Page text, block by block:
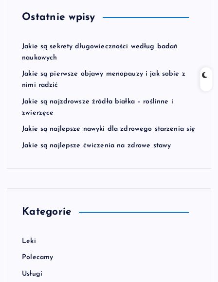
Ostatnie wpisy
Jakie są sekrety długowieczności według badań
naukowych
Jakie są pierwsze objawy menopauzy i jak sobie z
nimi radzić
Jakie są najzdrowsze źródła białka – roślinne i
zwierzęce
Jakie są najlepsze nawyki dla zdrowego starzenia się
Jakie są najlepsze ćwiczenia na zdrowe stawy
Kategorie
Leki
Polecamy
Usługi